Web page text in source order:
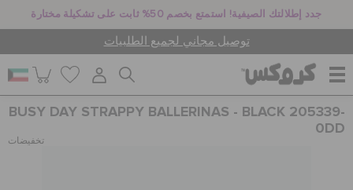
جدد إطلالتك الصيفية! استمتع بخصم 50% ثابت على تشكيلة مختارة
توصيل مجاني لجميع الطلبيات
للنساء
BUSY DAY STRAPPY BALLERINAS - BLACK 205339-
0DD
تخفيضات